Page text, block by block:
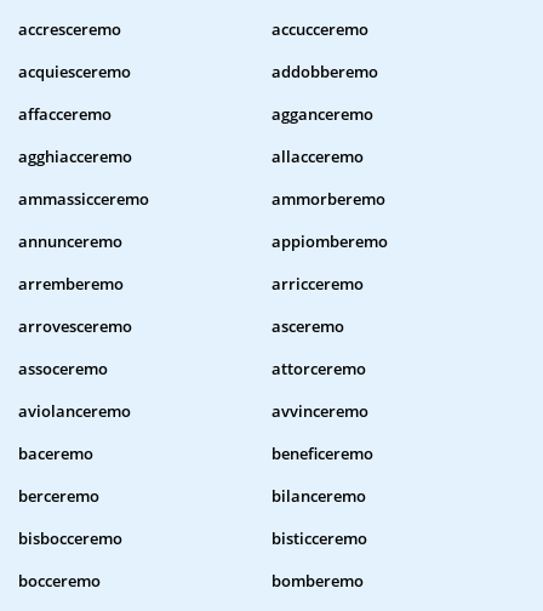
accresceremo
accucceremo
acquiesceremo
addobberemo
affacceremo
agganceremo
agghiacceremo
allacceremo
ammassicceremo
ammorberemo
annunceremo
appiomberemo
arremberemo
arricceremo
arrovesceremo
asceremo
assoceremo
attorceremo
aviolanceremo
avvinceremo
baceremo
beneficeremo
berceremo
bilanceremo
bisbocceremo
bisticceremo
bocceremo
bomberemo